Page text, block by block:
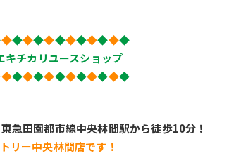
◆◆◆◆◆◆◆◆◆◆◆◆
キチカリユースショップ
◆◆◆◆◆◆◆◆◆◆◆◆
急田園都市線中央林間駅から徒歩10分！
リー中央林間店です！